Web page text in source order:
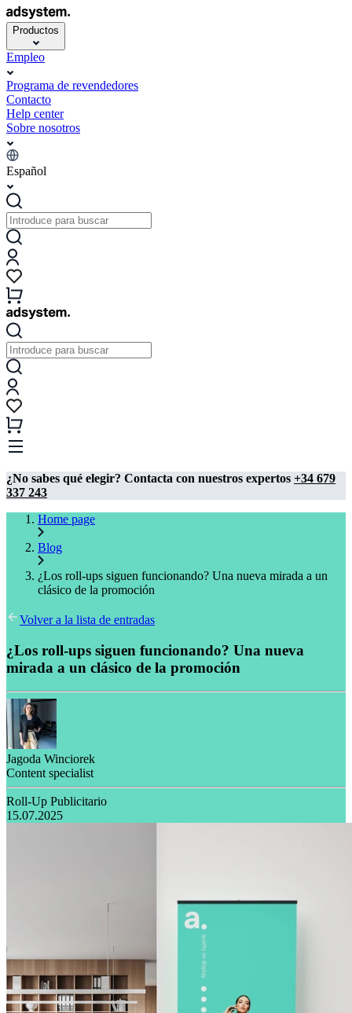
Productos
Empleo
Programa de revendedores
Contacto
Help center
Sobre nosotros
Español
¿No sabes qué elegir? Contacta con nuestros expertos +34 679
337 243
Home page
Blog
¿Los roll-ups siguen funcionando? Una nueva mirada a un
clásico de la promoción
Volver a la lista de entradas
¿Los roll-ups siguen funcionando? Una nueva
mirada a un clásico de la promoción
Jagoda Winciorek
Content specialist
Roll-Up Publicitario
15.07.2025